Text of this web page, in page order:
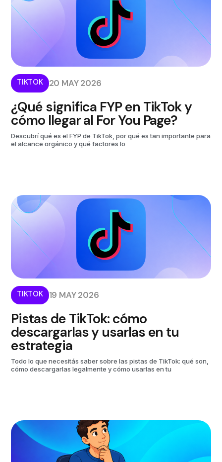
TIKTOK 20 MAY 2026
¿Qué significa FYP en TikTok y
cómo llegar al For You Page?
Descubrí qué es el FYP de TikTok, por qué es tan importante para
el alcance orgánico y qué factores lo
TIKTOK 19 MAY 2026
Pistas de TikTok: cómo
descargarlas y usarlas en tu
estrategia
Todo lo que necesitás saber sobre las pistas de TikTok: qué son,
cómo descargarlas legalmente y cómo usarlas en tu